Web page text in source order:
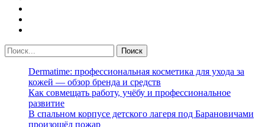
Dermatime: профессиональная косметика для ухода за
кожей — обзор бренда и средств
Как совмещать работу, учёбу и профессиональное
развитие
В спальном корпусе детского лагеря под Барановичами
произошёл пожар